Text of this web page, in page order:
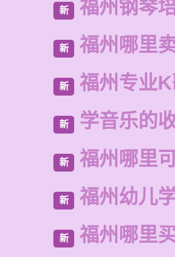
新 福州钢琴
新 福州哪里
新 福州专业
新 学音乐的
新 福州哪里
新 福州幼儿
新 福州哪里